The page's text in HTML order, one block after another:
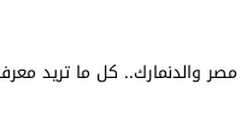
مصر والدنمارك.. كل ما تريد